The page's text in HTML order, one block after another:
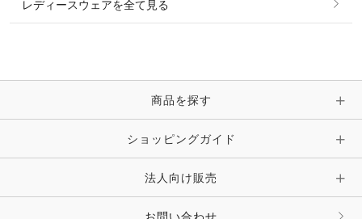
時計・財布・キーケース・革小物
キーホルダー・チャーム・ストラップ
その他 ファッション雑貨
ピン・ブローチ・コサージュ
その他 アクセサリー
レディースウェアを全て見る
商品を探す
ショッピングガイド
法人向け販売